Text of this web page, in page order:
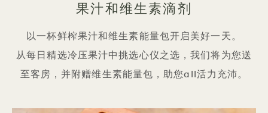
果汁和维生素滴剂
以一杯鲜榨果汁和维生素能量包开启美好一天。
从每日精选冷压果汁中挑选心仪之选，我们将为您送
至客房，并附赠维生素能量包，助您all活力充沛。